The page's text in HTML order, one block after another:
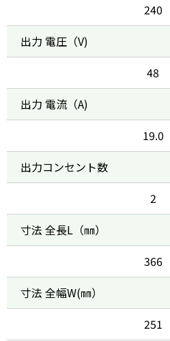
240
出力 電圧（V)
48
出力 電流（A)
19.0
出力コンセント数
2
寸法 全長L（㎜）
366
寸法 全幅W(㎜）
251